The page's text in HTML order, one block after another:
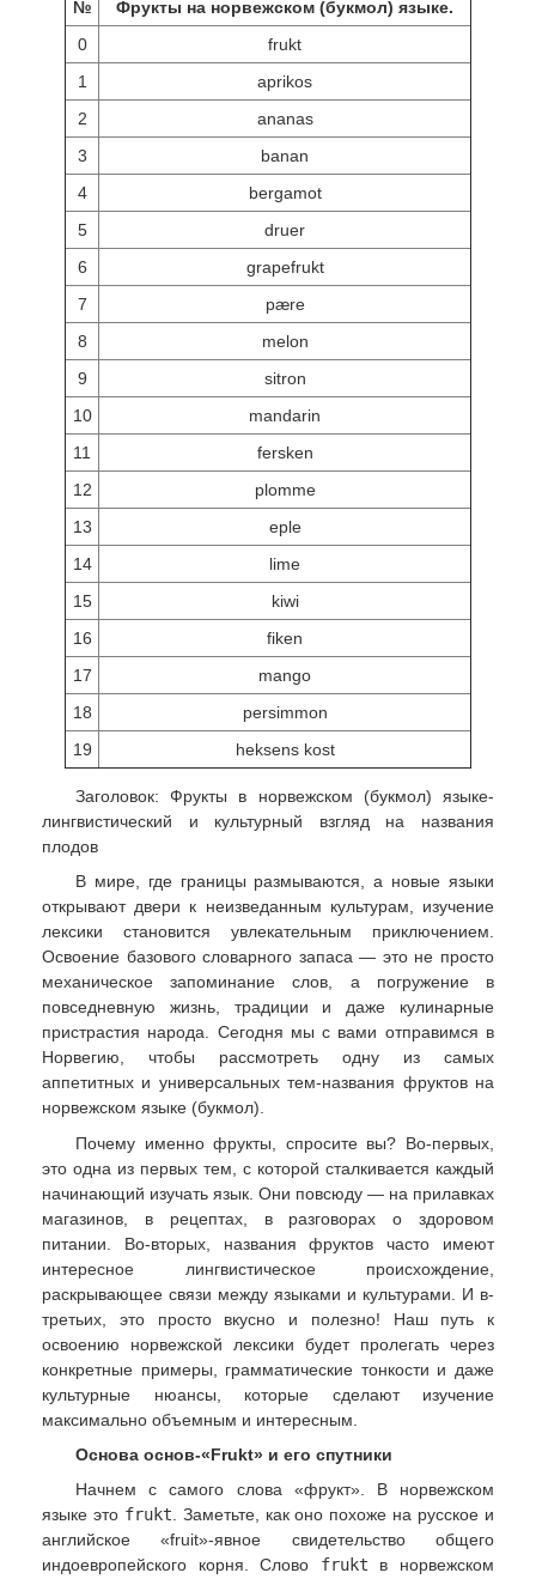
№
Фрукты на норвежском (букмол) языке.
0
frukt
1
aprikos
2
ananas
3
banan
4
bergamot
5
druer
6
grapefrukt
7
pære
8
melon
9
sitron
10
mandarin
11
fersken
12
plomme
13
eple
14
lime
15
kiwi
16
fiken
17
mango
18
persimmon
19
heksens kost
Заголовок: Фрукты в норвежском (букмол) языке-
лингвистический и культурный взгляд на названия
плодов
В мире, где границы размываются, а новые языки
открывают двери к неизведанным культурам, изучение
лексики становится увлекательным приключением.
Освоение базового словарного запаса — это не просто
механическое запоминание слов, а погружение в
повседневную жизнь, традиции и даже кулинарные
пристрастия народа. Сегодня мы с вами отправимся в
Норвегию, чтобы рассмотреть одну из самых
аппетитных и универсальных тем-названия фруктов на
норвежском языке (букмол).
Почему именно фрукты, спросите вы? Во-первых,
это одна из первых тем, с которой сталкивается каждый
начинающий изучать язык. Они повсюду — на прилавках
магазинов, в рецептах, в разговорах о здоровом
питании. Во-вторых, названия фруктов часто имеют
интересное лингвистическое происхождение,
раскрывающее связи между языками и культурами. И в-
третьих, это просто вкусно и полезно! Наш путь к
освоению норвежской лексики будет пролегать через
конкретные примеры, грамматические тонкости и даже
культурные нюансы, которые сделают изучение
максимально объемным и интересным.
Основа основ-«Frukt» и его спутники
Начнем с самого слова «фрукт». В норвежском
языке это frukt. Заметьте, как оно похоже на русское и
английское «fruit»-явное свидетельство общего
индоевропейского корня. Слово frukt в норвежском